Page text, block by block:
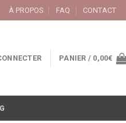
À PROPOS FAQ CONTACT
PANIER / 0,00€